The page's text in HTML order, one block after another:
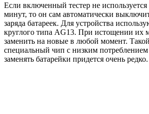
Если включенный тестер не
минут, то он сам автоматически
заряда батареек. Для устройства
круглого типа AG13. При истощении их
заменить на новые в любой момент.
специальный чип с низким
заменять батарейки придется очень редко.